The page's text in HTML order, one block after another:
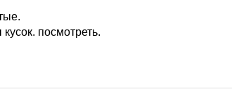
посмотреть.